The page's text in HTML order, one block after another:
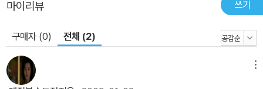
은 알록달록하고 선명하다. 다양한 색감이 발랄한 느낌을 한층 더 부
각시키며 글을 읽는 재미를 더해 준다.
마이리뷰 쓰기
구매자 (0) 전체 (2)